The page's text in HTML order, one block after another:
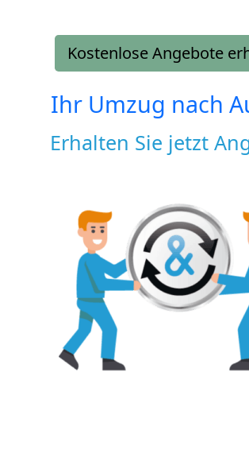
Kostenlose Angebote
Ihr Umzug nach
Erhalten Sie jetzt